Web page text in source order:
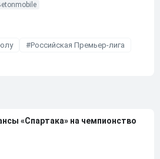
Российская Премьер-лига
«Спартака» на чемпионство